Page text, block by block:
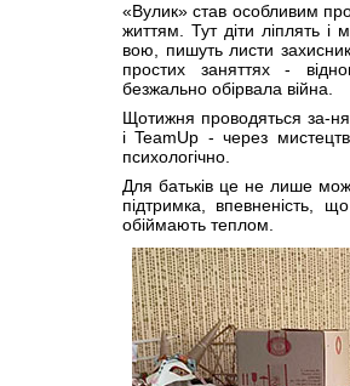
«Вулик» став особливим
життям. Тут діти ліплять
вою, пишуть листи
простих заняттях -
безжально обірвала війна.
Щотижня проводяться за-
і TeamUp - через
психологічно.
Для батьків це не лише
підтримка, впевненість,
обіймають теплом.